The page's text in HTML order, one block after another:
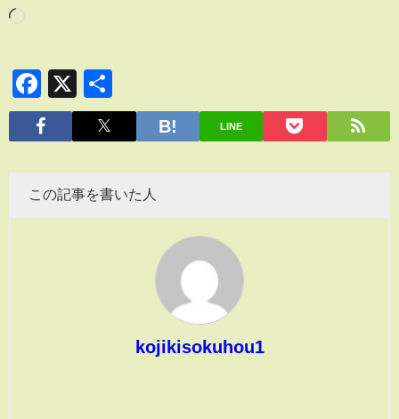
Facebook
X
有
LINE
この記事を書いた人
kojikisokuhou1